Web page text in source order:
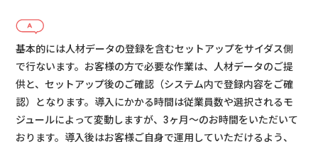
基本的には人材データの登録を含むセットアップをサイダス側
で行ないます。お客様の方で必要な作業は、人材データのご提
供と、セットアップ後のご確認（システム内で登録内容をご確
認）となります。導入にかかる時間は従業員数や選択されるモ
ジュールによって変動しますが、3ヶ月〜のお時間をいただいて
おります。導入後はお客様ご自身で運用していただけるよう、